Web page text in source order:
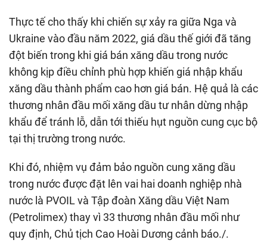
Thực tế cho thấy khi chiến sự xảy ra giữa Nga và
Ukraine vào đầu năm 2022, giá dầu thế giới đã tăng
đột biến trong khi giá bán xăng dầu trong nước
không kịp điều chỉnh phù hợp khiến giá nhập khẩu
xăng dầu thành phẩm cao hơn giá bán. Hệ quả là các
thương nhân đầu mối xăng dầu tư nhân dừng nhập
khẩu để tránh lỗ, dẫn tới thiếu hụt nguồn cung cục bộ
tại thị trường trong nước.
Khi đó, nhiệm vụ đảm bảo nguồn cung xăng dầu
trong nước được đặt lên vai hai doanh nghiệp nhà
nước là PVOIL và Tập đoàn Xăng dầu Việt Nam
(Petrolimex) thay vì 33 thương nhân đầu mối như
quy định, Chủ tịch Cao Hoài Dương cảnh báo./.